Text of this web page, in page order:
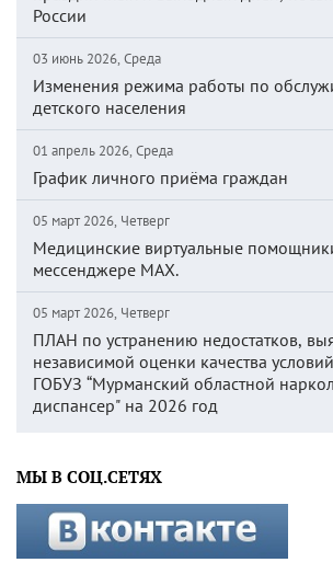
России
03 июнь 2026, Среда
Изменения режима работы по
детского населения
01 апрель 2026, Среда
График личного приёма граждан
05 март 2026, Четверг
Медицинские виртуальные
мессенджере MAX.
05 март 2026, Четверг
ПЛАН по устранению недостатков,
независимой оценки качества
ГОБУЗ “Мурманский областной
диспансер" на 2026 год
МЫ В СОЦ.СЕТЯХ